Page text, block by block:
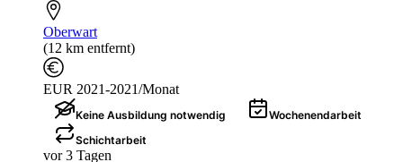
Oberwart
(12 km entfernt)
EUR 2021-2021/Monat
Keine Ausbildung notwendig
Wochenendarbeit
Schichtarbeit
vor 3 Tagen